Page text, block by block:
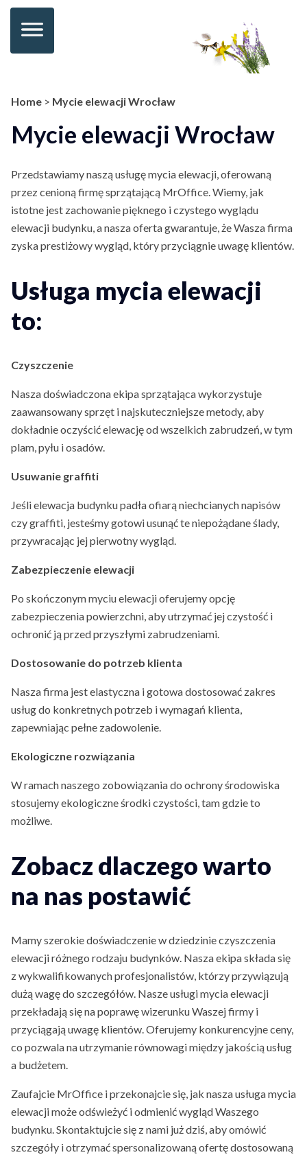
Home > Mycie elewacji Wrocław
Mycie elewacji Wrocław
Przedstawiamy naszą usługę mycia elewacji, oferowaną
przez cenionąfirmę sprzątającą MrOffice. Wiemy, jak
istotne jest zachowanie pięknego i czystego wyglądu
elewacji budynku, a nasza oferta gwarantuje, że Wasza firma
zyska prestiżowy wygląd, który przyciągnie uwagę klientów.
Usługa mycia elewacji
to:
Czyszczenie
Nasza doświadczona ekipa sprzątająca wykorzystuje
zaawansowany sprzęt i najskuteczniejsze metody, aby
dokładnie oczyścić elewację od wszelkich zabrudzeń, w tym
plam, pyłu i osadów.
Usuwanie graffiti
Jeśli elewacja budynku padła ofiarą niechcianych napisów
czy graffiti, jesteśmy gotowi usunąć te niepożądane ślady,
przywracając jej pierwotny wygląd.
Zabezpieczenie elewacji
Po skończonym myciu elewacji oferujemy opcję
zabezpieczenia powierzchni, aby utrzymać jej czystość i
ochronić ją przed przyszłymi zabrudzeniami.
Dostosowanie do potrzeb klienta
Nasza firma jest elastyczna i gotowa dostosować zakres
usług do konkretnych potrzeb i wymagań klienta,
zapewniając pełne zadowolenie.
Ekologiczne rozwiązania
W ramach naszego zobowiązania do ochrony środowiska
stosujemy ekologiczne środki czystości, tam gdzie to
możliwe.
Zobacz dlaczego warto
na nas postawić
Mamy szerokie doświadczenie w dziedzinie czyszczenia
elewacji różnego rodzaju budynków. Nasza ekipa składa się
z wykwalifikowanych profesjonalistów, którzy przywiązują
dużą wagę do szczegółów. Nasze usługi mycia elewacji
przekładają się na poprawę wizerunku Waszej firmy i
przyciągają uwagę klientów. Oferujemy konkurencyjne ceny,
co pozwala na utrzymanie równowagi między jakością usług
a budżetem.
Zaufajcie MrOffice i przekonajcie się, jak nasza usługa mycia
elewacji może odświeżyć i odmienić wygląd Waszego
budynku. Skontaktujcie się z nami już dziś, aby omówić
szczegóły i otrzymać spersonalizowaną ofertę dostosowaną